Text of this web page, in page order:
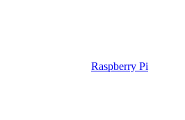
Raspberry Pi